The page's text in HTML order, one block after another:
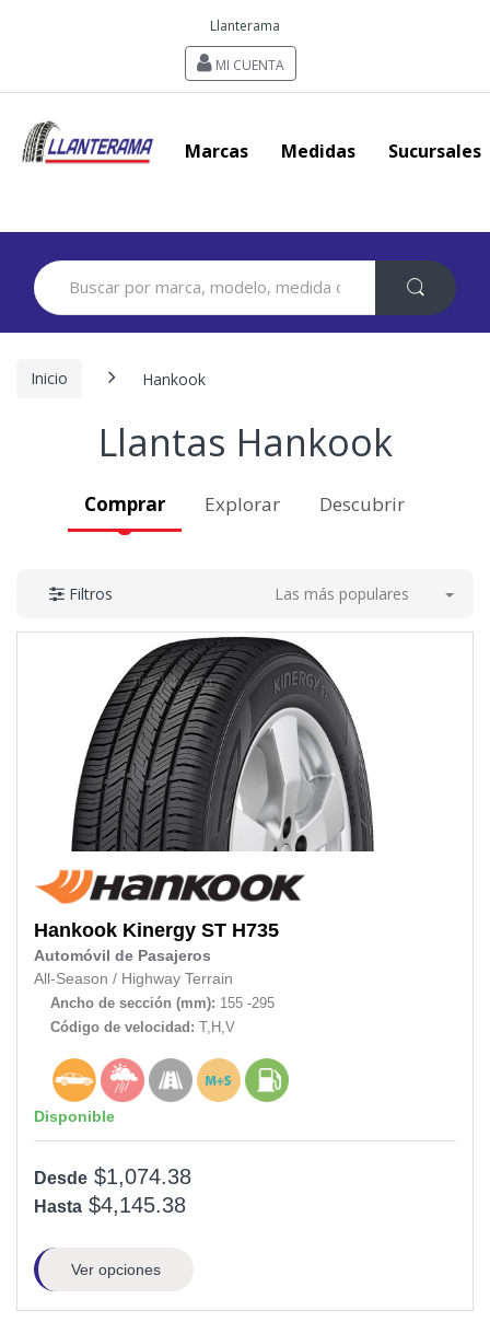
Llanterama
MI CUENTA
Marcas Medidas Sucursales
Search
for:
Inicio Hankook
Llantas Hankook
Comprar Explorar Descubrir
Filtros Las más populares
Hankook Kinergy ST H735
Automóvil de Pasajeros
All-Season / Highway Terrain
Ancho de sección (mm): 155 -295
Código de velocidad: T,H,V
Disponible
Desde $1,074.38
Hasta $4,145.38
Ver opciones